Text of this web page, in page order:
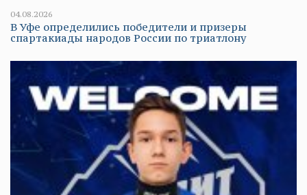
04.08.2026
В Уфе определились победители и призеры
спартакиады народов России по триатлону